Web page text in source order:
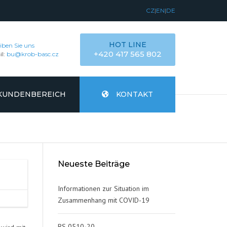
CZ|EN|DE
Sie uns
bu@krob-basc.cz
HOT LINE
+420 417 565 802
KONTAKT
Neueste Beiträge
Informationen zur Situation im
Zusammenhang mit COVID-19